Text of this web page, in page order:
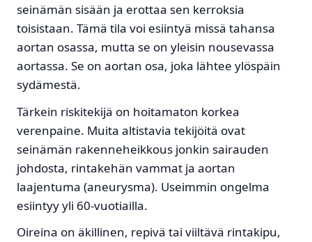
seinämän sisään ja erottaa sen kerroksia
toisistaan. Tämä tila voi esiintyä missä tahansa
aortan osassa, mutta se on yleisin nousevassa
aortassa. Se on aortan osa, joka lähtee ylöspäin
sydämestä.
Tärkein riskitekijä on hoitamaton korkea
verenpaine. Muita altistavia tekijöitä ovat
seinämän rakenneheikkous jonkin sairauden
johdosta, rintakehän vammat ja aortan
laajentuma (aneurysma). Useimmin ongelma
esiintyy yli 60-vuotiailla.
Oireina on äkillinen, repivä tai viiltävä rintakipu,